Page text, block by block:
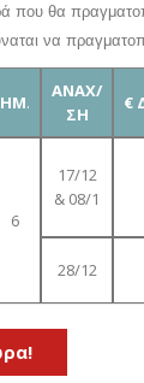
που θα
να
ΗΜ.
ΑΝΑΧ/
ΣΗ
€
6
17/12
& 08/1
28/12